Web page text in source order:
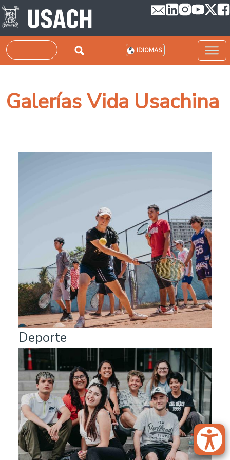
Pasar al contenido principal
Buscar IDIOMAS
Galerías Vida Usachina
Deporte